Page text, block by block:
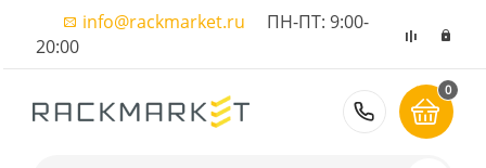
info@rackmarket.ru ПН-ПТ: 9:00-
20:00
8 (495)
0